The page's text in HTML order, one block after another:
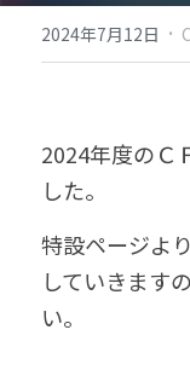
過去のCF
SDGｓ
令和7年度大
2024年7月12日 ·
2024年度のＣ
した。
特設ページよ
していきます
い。